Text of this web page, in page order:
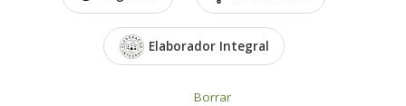
Elaborador Integral
Borrar